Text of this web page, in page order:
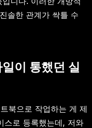
솔한 관계가 싹틀 수
이 통했던 실
북으로 작업하는 게 제
스로 등록했는데, 저와